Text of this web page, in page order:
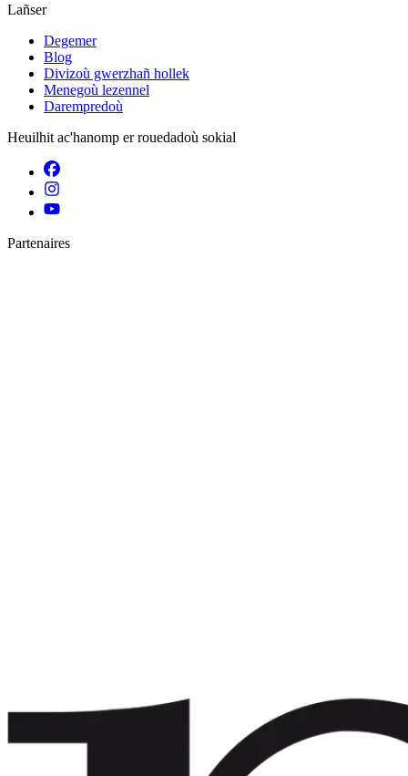
Lañser
Degemer
Blog
Divizoù gwerzhañ hollek
Menegoù lezennel
Darempredoù
Heuilhit ac'hanomp er rouedadoù sokial
Partenaires